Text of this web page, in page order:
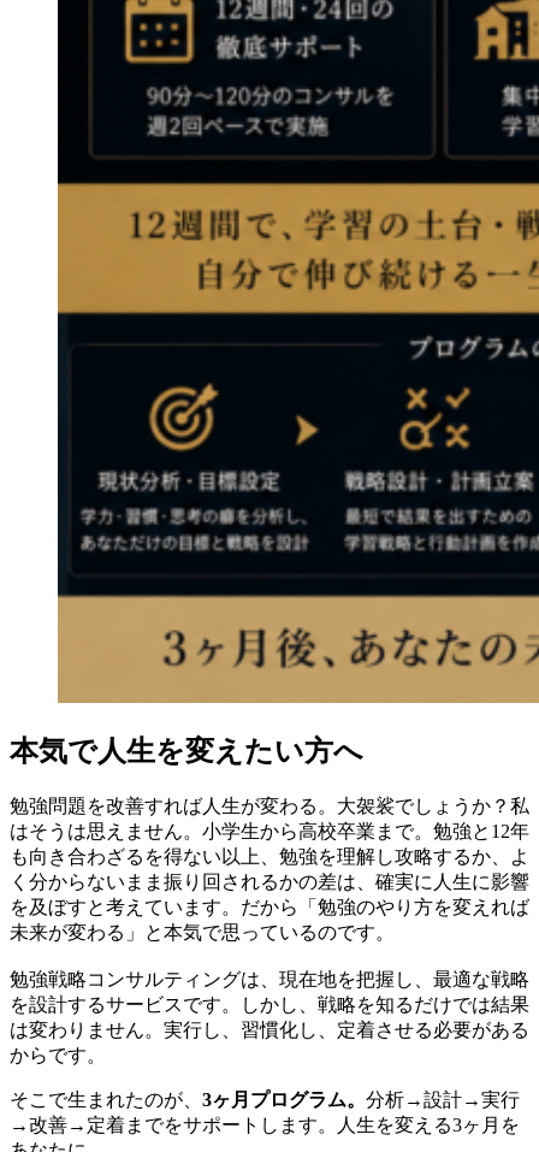
本気で人生を変えたい方へ
勉強問題を改善すれば人生が変わる。大袈裟でしょうか？私
はそうは思えません。小学生から高校卒業まで。勉強と12年
も向き合わざるを得ない以上、勉強を理解し攻略するか、よ
く分からないまま振り回されるかの差は、確実に人生に影響
を及ぼすと考えています。だから「勉強のやり方を変えれば
未来が変わる」と本気で思っているのです。
勉強戦略コンサルティングは、現在地を把握し、最適な戦略
を設計するサービスです。しかし、戦略を知るだけでは結果
は変わりません。実行し、習慣化し、定着させる必要がある
からです。
そこで生まれたのが、 3ヶ月プログラム。 分析→設計→実行
→改善→定着までをサポートします。人生を変える3ヶ月を